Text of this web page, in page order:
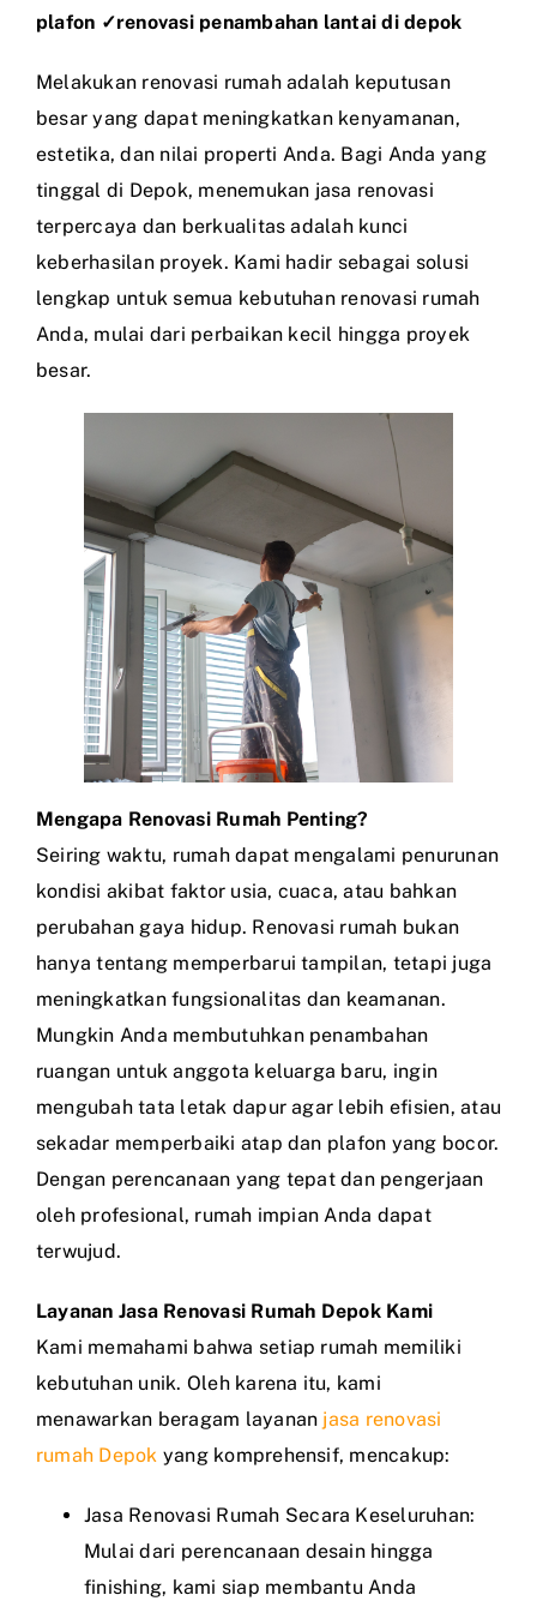
plafon ✓renovasi penambahan lantai di depok
Melakukan renovasi rumah adalah keputusan
besar yang dapat meningkatkan kenyamanan,
estetika, dan nilai properti Anda. Bagi Anda yang
tinggal di Depok, menemukan jasa renovasi
terpercaya dan berkualitas adalah kunci
keberhasilan proyek. Kami hadir sebagai solusi
lengkap untuk semua kebutuhan renovasi rumah
Anda, mulai dari perbaikan kecil hingga proyek
besar.
Mengapa Renovasi Rumah Penting?
Seiring waktu, rumah dapat mengalami penurunan
kondisi akibat faktor usia, cuaca, atau bahkan
perubahan gaya hidup. Renovasi rumah bukan
hanya tentang memperbarui tampilan, tetapi juga
meningkatkan fungsionalitas dan keamanan.
Mungkin Anda membutuhkan penambahan
ruangan untuk anggota keluarga baru, ingin
mengubah tata letak dapur agar lebih efisien, atau
sekadar memperbaiki atap dan plafon yang bocor.
Dengan perencanaan yang tepat dan pengerjaan
oleh profesional, rumah impian Anda dapat
terwujud.
Layanan Jasa Renovasi Rumah Depok Kami
Kami memahami bahwa setiap rumah memiliki
kebutuhan unik. Oleh karena itu, kami
menawarkan beragam layanan jasa renovasi
rumah Depok yang komprehensif, mencakup:
Jasa Renovasi Rumah Secara Keseluruhan:
Mulai dari perencanaan desain hingga
finishing, kami siap membantu Anda